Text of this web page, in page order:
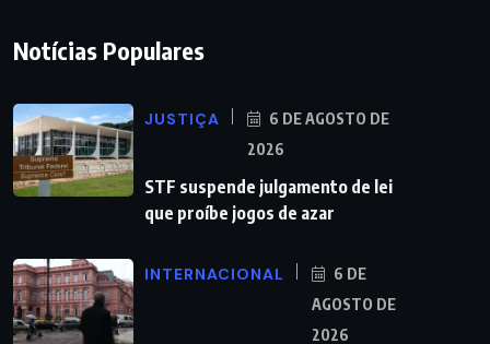
Notícias Populares
JUSTIÇA
6 DE AGOSTO DE
2026
STF suspende julgamento de lei
que proíbe jogos de azar
INTERNACIONAL
6 DE
AGOSTO DE
2026